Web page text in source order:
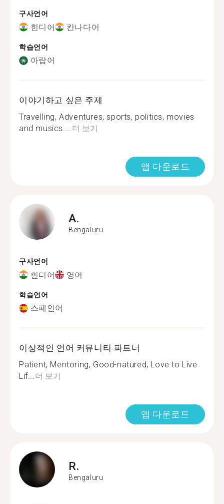
구사언어
힌디어 칸나다어
학습언어
아랍어
이야기하고 싶은 주제
Travelling, Adventures, sports, politics, movies
and musics....더 보기
앱 다운로드
A.
Bengaluru
구사언어
힌디어 영어
학습언어
스페인어
이상적인 언어 커뮤니티 파트너
Patient, Mentoring, Good-natured, Love to Live
Lif...더 보기
앱 다운로드
R.
Bengaluru